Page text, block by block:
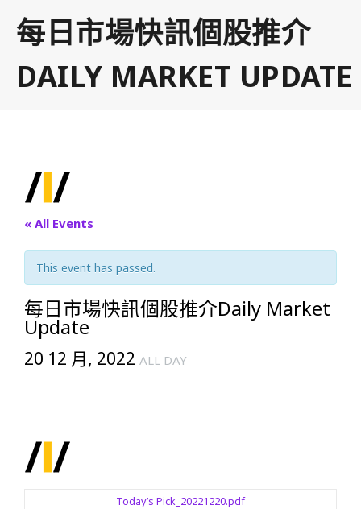
每日市場快訊個股推介
DAILY MARKET UPDATE
« All Events
This event has passed.
每日市場快訊個股推介Daily Market
Update
20 12 月, 2022 ALL DAY
Today’s Pick_20221220.pdf